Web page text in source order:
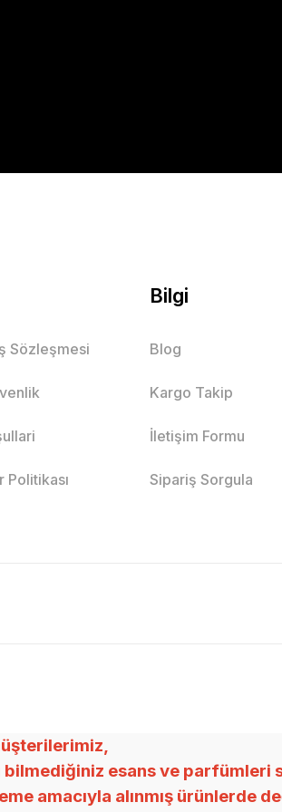
Sözleşmesi
Politikası
Bilgi
Blog
Kargo Takip
İletişim Formu
Sipariş Sorgula
esans ve parfümleri
amacıyla alınmış ürünlerde